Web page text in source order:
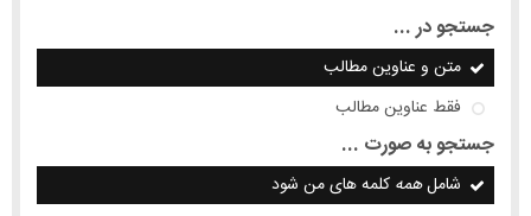
جستجو در ...
متن و عناوین مطالب
فقط عناوین مطالب
جستجو به صورت ...
شاملهمه کلمه های من شود